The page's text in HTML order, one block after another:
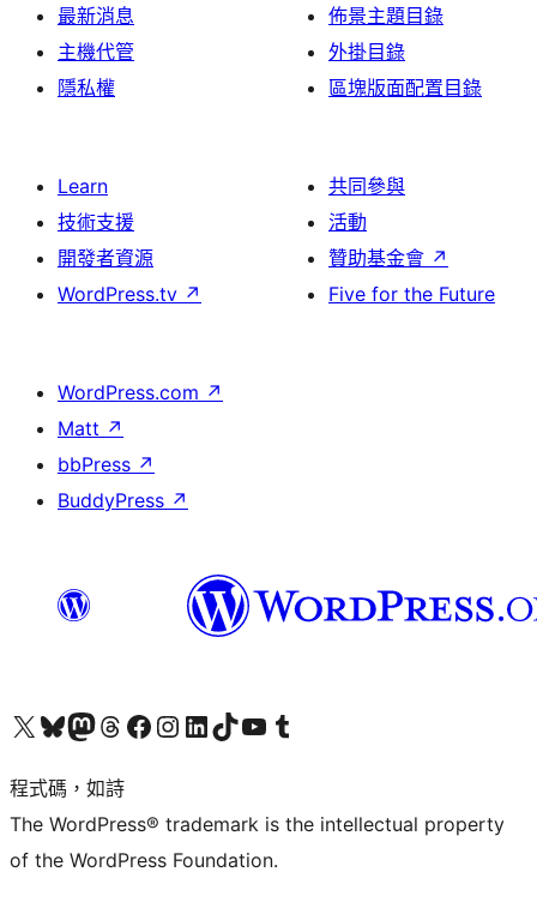
最新消息
主機代管
隱私權
佈景主題目錄
外掛目錄
區塊版面配置目錄
Learn
技術支援
開發者資源
WordPress.tv ↗
共同參與
活動
贊助基金會 ↗
Five for the Future
WordPress.com ↗
Matt ↗
bbPress ↗
BuddyPress ↗
查看我們的 X (之前的 Twitter) 帳號造訪我們的 Bluesky 帳號造訪我們的 Mastodon 帳號造訪我們的 Threads 帳號 造訪我們的 Facebook 粉絲專頁Visit our Instagram account
Visit our LinkedIn account
造訪我們的 TikTok 帳號Visit our YouTube channel
造訪我們的 Tumblr 帳號
程式碼，如詩
The WordPress® trademark is the intellectual property
of the WordPress Foundation.